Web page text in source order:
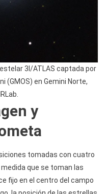
3I/ATLAS captada por
(GMOS) en Gemini Norte,
y
tomadas con cuatro
que se toman las
fijo en el centro del campo